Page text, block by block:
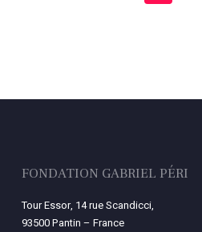
FONDATION GABRIEL PÉRI
Tour Essor, 14 rue Scandicci,
93500 Pantin – France